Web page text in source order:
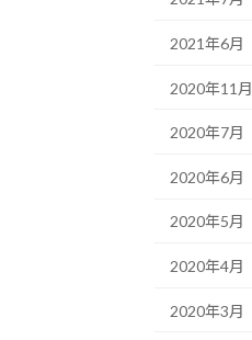
2021年6月
2020年11月
2020年7月
2020年6月
2020年5月
2020年4月
2020年3月